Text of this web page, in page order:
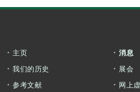
主页
我们的历史
参考文献
消息
展会
网上